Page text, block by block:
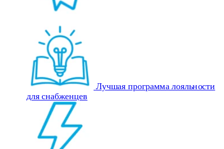
Лучшая программа лояльности
для снабженцев